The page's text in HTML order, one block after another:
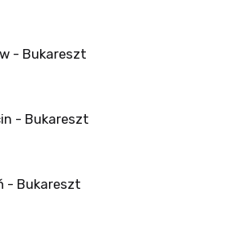
- Bukareszt
- Bukareszt
- Bukareszt